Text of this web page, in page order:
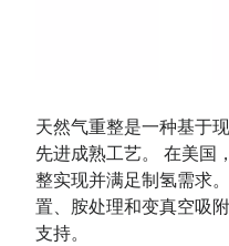
天然气重整是一种基于
先进成熟工艺。 在美国
整实现并满足制氢需求
置、胺处理和变真空吸
支持。